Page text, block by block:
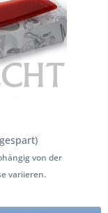
von der
variieren.